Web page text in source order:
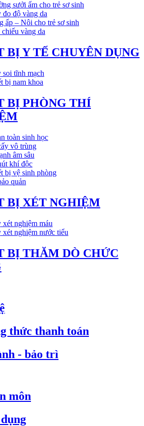
sưởi ấm cho trẻ sơ sinh
đo độ vàng da
ấp – Nôi cho trẻ sơ sinh
vàng da
BỊ Y TẾ CHUYÊN DỤNG
soi tĩnh mạch
bị nam khoa
BỊ PHÒNG THÍ
toàn sinh học
vô trùng
âm sâu
khí độc
bị vệ sinh phòng
quản
BỊ XÉT NGHIỆM
xét nghiệm máu
xét nghiệm nước tiểu
BỊ THĂM DÒ CHỨC
thức thanh toán
- bảo trì
môn